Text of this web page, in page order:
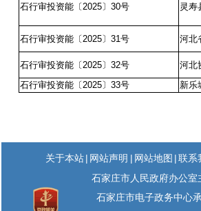
石行审投资能〔2025〕30号 灵寿
石行审投资能〔2025〕31号
河北
石行审投资能〔2025〕32号
河北
石行审投资能〔2025〕33号
新乐
关于本站 | 网站声明 | 网站地图 | 联系
石家庄市人民政府办公室
石家庄市电子政务中心